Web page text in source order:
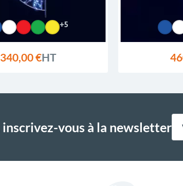
+5
340,00 €HT
inscrivez-vous à la newsletter